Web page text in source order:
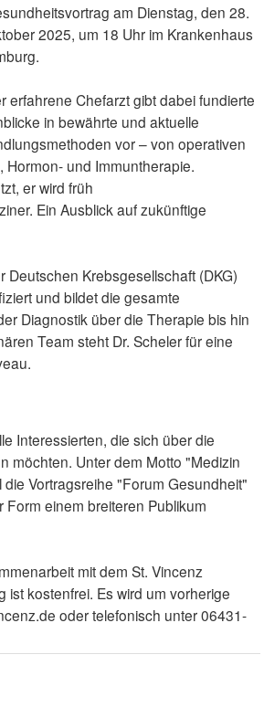
am Dienstag, den 28.
2025, um 18 Uhr im Krankenhaus
erfahrene Chefarzt gibt dabei fundierte
in bewährte und aktuelle
vor – von operativen
Hormon- und Immuntherapie.
er wird früh
Ein Ausblick auf zukünftige
Krebsgesellschaft (DKG)
und bildet die gesamte
Diagnostik über die Therapie bis hin
Team steht Dr. Scheler für eine
Interessierten, die sich über die
möchten. Unter dem Motto "Medizin
Vortragsreihe "Forum Gesundheit"
einem breiteren Publikum
mit dem St. Vincenz
ist kostenfrei. Es wird um vorherige
oder telefonisch unter 06431-